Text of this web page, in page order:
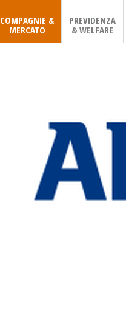
COMPAGNIE &
MERCATO
PREVIDENZA
& WELFARE